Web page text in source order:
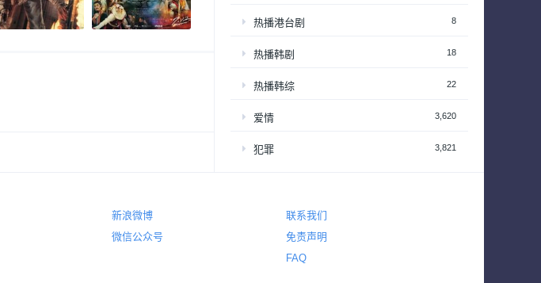
热播港台剧 8
热播韩剧 18
热播韩综 22
爱情 3,620
犯罪 3,821
真人秀 – 享受居家生活
真人秀 – 情感和生活
新浪微博
微信公众号
联系我们
免责声明
FAQ